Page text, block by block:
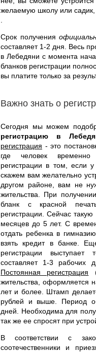
желаемую школу или садик,
Срок получения
составляет 1-2 дня. Весь
в Лебедяни с момента
бланков регистрации
вы платите только за
Важно знать о
Сегодня мы можем
регистрацию в
регистрация - это
где человек временно
регистрации в том, если
скажем вам желательно
другом районе, вам не
жительства. При
бланк с красной
регистрации. Сейчас
месяцев до 5 лет. С
отдать ребенка в
взять кредит в банке.
регистрации
составляет 1-3
Постоянная регистрация
жительства, оформляется
лет и более. Штамп
рублей и выше. Период
дней. Необходима для
так же ее спросят при
В соответствии с
соотечественники и